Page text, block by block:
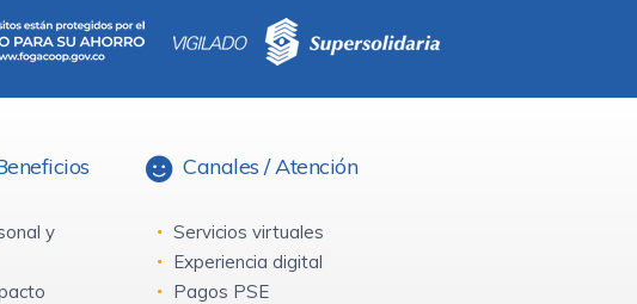
y
Canales / Atención
Servicios virtuales
Experiencia digital
Pagos PSE